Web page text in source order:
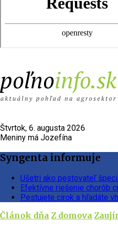
Štvrtok, 6. augusta 2026
Meniny má Jozefína
Syngenta informuje
Ušetri ako pestovateľ
Efektívne riešenie chorôb
Pestujete cirok a hľadáte
Článok dňa Z domova